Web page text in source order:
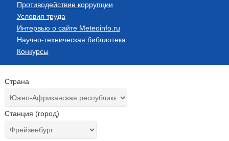
Противодействие коррупции
Условия труда
Интервью о сайте Meteoinfo.ru
Научно-техническая библиотека
Конкурсы
Страна
Станция (город)